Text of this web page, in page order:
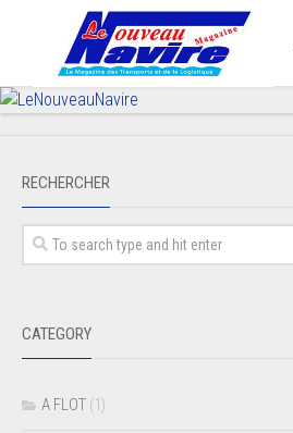
RECHERCHER
CATEGORY
A FLOT (1)